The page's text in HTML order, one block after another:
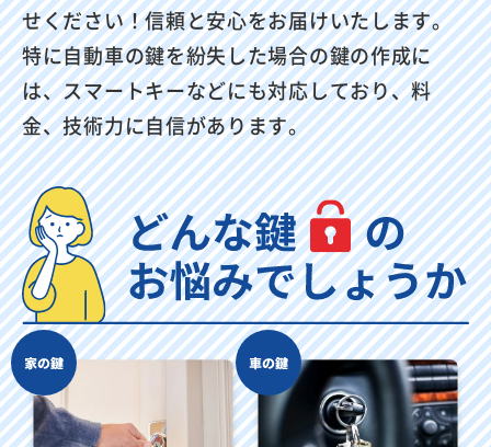
せください！信頼と安心をお届けいたします。
特に自動車の鍵を紛失した場合の鍵の作成に
は、スマートキーなどにも対応しており、料
金、技術力に自信があります。